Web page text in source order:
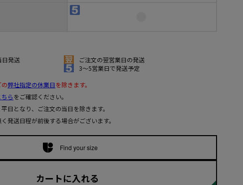
日発送
ご注文の翌営業日の発送
3～5営業日で発送予定
弊社指定の休業日を除きます。
ちらをご確認ください。
日となり、ご注文の当日を除きます。
発送日程が前後する場合がございます。
Find your size
カートに入れる